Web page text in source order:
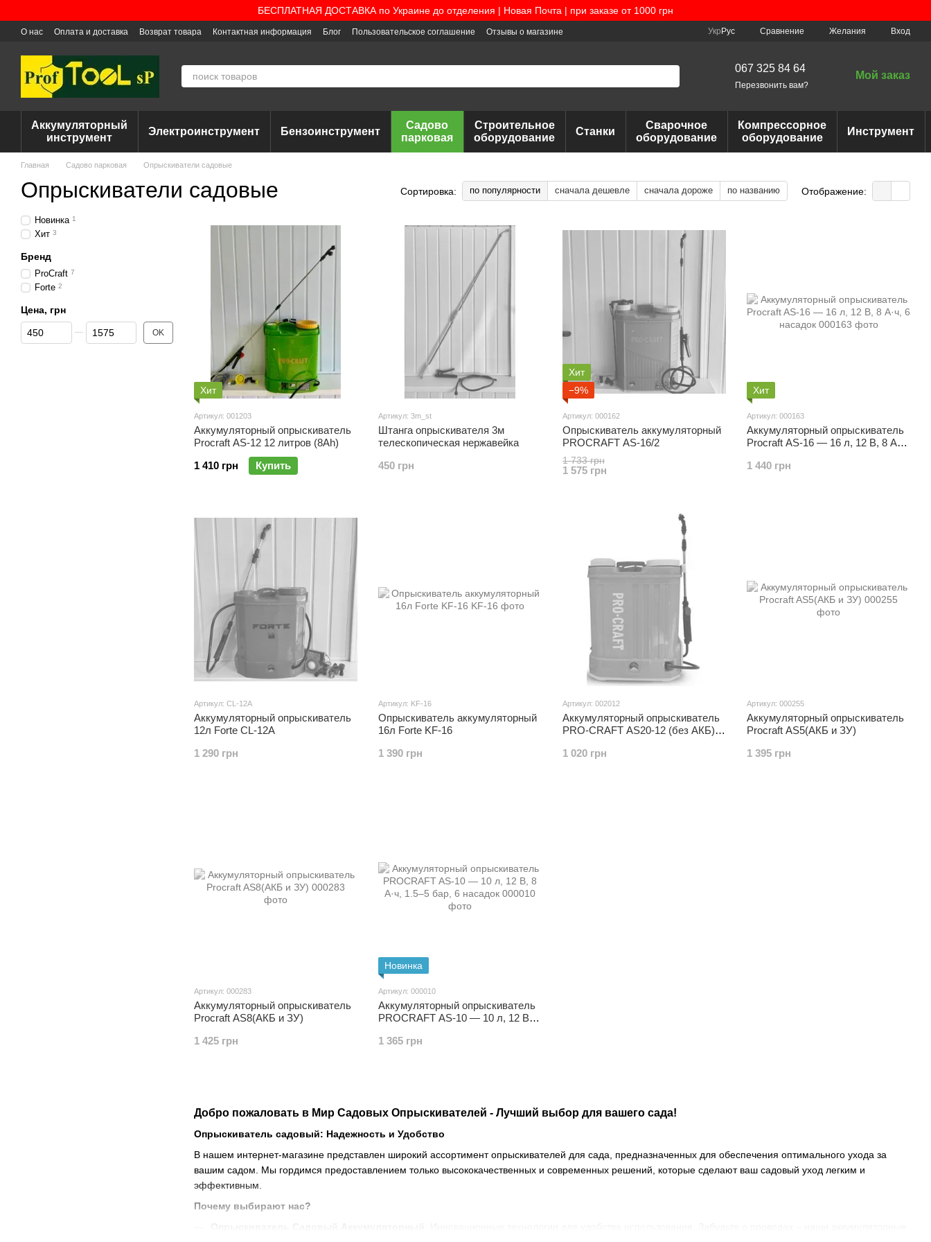
БЕСПЛАТНАЯ ДОСТАВКА по Украине до отделения | Новая Почта | при заказе от 1000 грн
О нас Оплата и доставка Возврат товара Контактная информация Блог Пользовательское соглашение Отзывы о магазине Укр Рус Сравнение Желания Вход
067 325 84 64
Перезвонить вам?
Мой заказ
Аккумуляторный
инструмент
Электроинструмент Бензоинструмент
Садово
парковая
Строительное
оборудование
Станки
Сварочное
оборудование
Компрессорное
оборудование
Инструмент
Главная Садово парковая Опрыскиватели садовые
Опрыскиватели садовые Сортировка: по популярности сначала дешевле сначала дороже по названию Отображение:
Добро пожаловать в Мир Садовых Опрыскивателей - Лучший выбор для вашего сада!
Опрыскиватель садовый: Надежность и Удобство
В нашем интернет-магазине представлен широкий ассортимент опрыскивателей для сада, предназначенных для обеспечения оптимального ухода за
вашим садом. Мы гордимся предоставлением только высококачественных и современных решений, которые сделают ваш садовый уход легким и
эффективным.
Почему выбирают нас?
Хит
Артикул: 001203
Аккумуляторный опрыскиватель
Procraft AS-12 12 литров (8Ah)
1 410 грн
Купить
Артикул: 3m_st
Штанга опрыскивателя 3м
телескопическая нержавейка
450 грн
Хит
−9%
Артикул: 000162
Опрыскиватель аккумуляторный
PROCRAFT AS-16/2
1 733 грн
1 575 грн
Хит
Артикул: 000163
Аккумуляторный опрыскиватель
Procraft AS-16 — 16 л, 12 В, 8 А·ч,
1 440 грн
Артикул: CL-12A
Аккумуляторный опрыскиватель
12л Forte CL-12A
1 290 грн
Артикул: KF-16
Опрыскиватель аккумуляторный
16л Forte KF-16
1 390 грн
Артикул: 002012
Аккумуляторный опрыскиватель
PRO-CRAFT AS20-12 (без АКБ)
1 020 грн
Артикул: 000255
Аккумуляторный опрыскиватель
Procraft AS5(АКБ и ЗУ)
1 395 грн
Артикул: 000283
Аккумуляторный опрыскиватель
Procraft AS8(АКБ и ЗУ)
1 425 грн
Новинка
Артикул: 000010
Аккумуляторный опрыскиватель
PROCRAFT AS-10 — 10 л, 12 В, 8
1 365 грн
Новинка 1
Хит 3
Бренд
ProCraft 7
Forte 2
Цена, грн
От Цена, грн
До Цена, грн OK